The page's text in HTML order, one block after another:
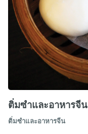
ติ่มซำและอาหารจีน
ติ่มซำและอาหารจีน